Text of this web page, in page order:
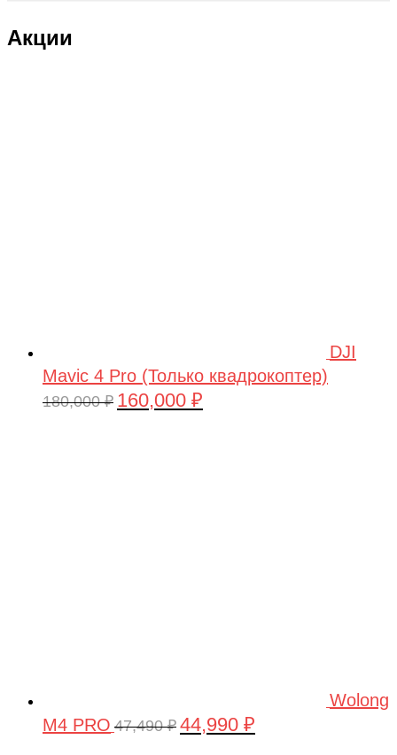
Акции
DJI
Mavic 4 Pro (Только квадрокоптер)
180,000₽ Первоначальная
160,000 ₽
Wolong
M4 PRO 47,490₽ Первоначальная
44,990 ₽